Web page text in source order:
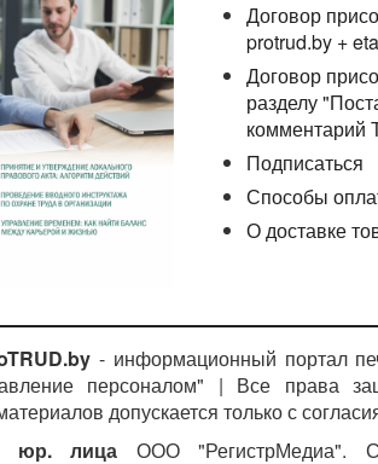
Договор
protrud.by +
Договор
разделу
комментарий
Подписаться
Способы
О доставке
- информационный портал
персоналом" | Все права
допускается только с
юр. лица ООО "РегистрМедиа".